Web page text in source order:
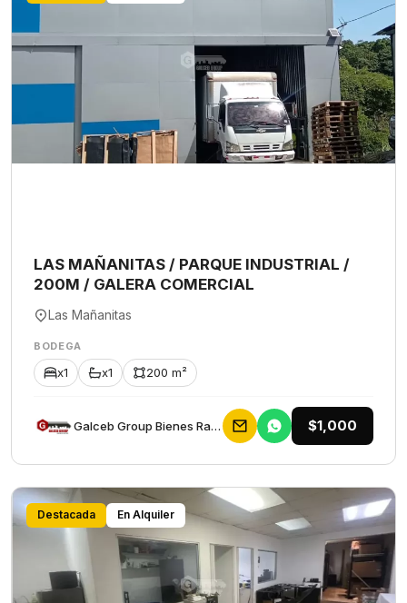
LAS MAÑANITAS / PARQUE INDUSTRIAL /
200M / GALERA COMERCIAL
Las Mañanitas
BODEGA
x1 x1 200 m²
Galceb Group Bienes Raices $1,000
Destacada En Alquiler